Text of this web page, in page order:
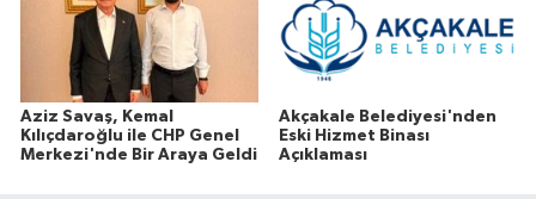
Aziz Savaş, Kemal
Kılıçdaroğlu ile CHP Genel
Merkezi'nde Bir Araya Geldi
Akçakale Belediyesi'nden
Eski Hizmet Binası
Açıklaması